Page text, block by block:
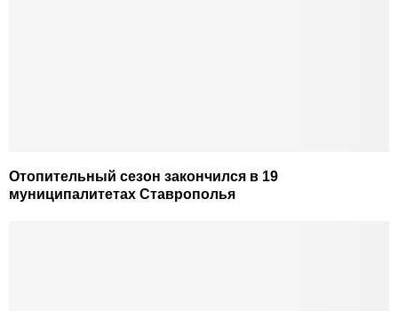
Отопительный сезон закончился в 19
муниципалитетах Ставрополья